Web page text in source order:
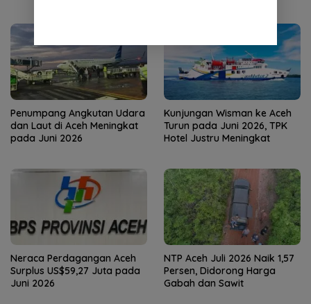
Penumpang Angkutan Udara
dan Laut di Aceh Meningkat
pada Juni 2026
Kunjungan Wisman ke Aceh
Turun pada Juni 2026, TPK
Hotel Justru Meningkat
Neraca Perdagangan Aceh
Surplus US$59,27 Juta pada
Juni 2026
NTP Aceh Juli 2026 Naik 1,57
Persen, Didorong Harga
Gabah dan Sawit